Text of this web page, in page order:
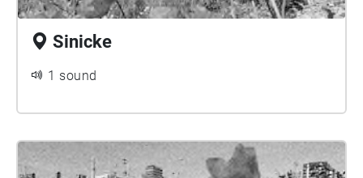
Sinicke
1 sound